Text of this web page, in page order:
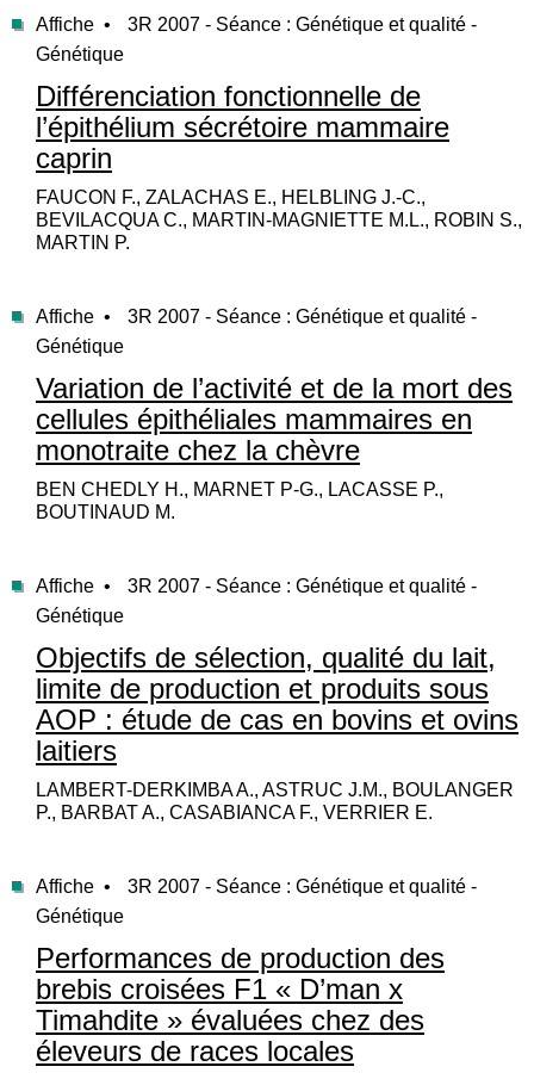
Affiche •
3R 2007 - Séance : Génétique et qualité -
Génétique
Différenciation fonctionnelle de
l’épithélium sécrétoire mammaire
caprin
FAUCON F., ZALACHAS E., HELBLING J.-C.,
BEVILACQUA C., MARTIN-MAGNIETTE M.L., ROBIN S.,
MARTIN P.
Affiche •
3R 2007 - Séance : Génétique et qualité -
Génétique
Variation de l’activité et de la mort des
cellules épithéliales mammaires en
monotraite chez la chèvre
BEN CHEDLY H., MARNET P-G., LACASSE P.,
BOUTINAUD M.
Affiche •
3R 2007 - Séance : Génétique et qualité -
Génétique
Objectifs de sélection, qualité du lait,
limite de production et produits sous
AOP : étude de cas en bovins et ovins
laitiers
LAMBERT-DERKIMBA A., ASTRUC J.M., BOULANGER
P., BARBAT A., CASABIANCA F., VERRIER E.
Affiche •
3R 2007 - Séance : Génétique et qualité -
Génétique
Performances de production des
brebis croisées F1 « D’man x
Timahdite » évaluées chez des
éleveurs de races locales